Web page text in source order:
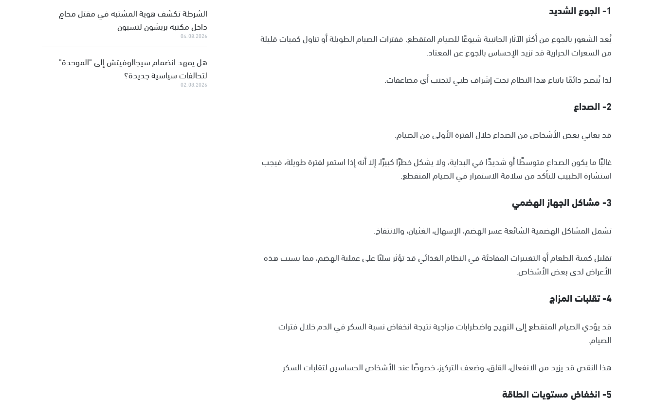
1- الجوع الشديد
يُعد الشعور بالجوع من أكثر الآثار الجانبية شيوعًا للصيام المتقطع. ففترات الصيام الطويلة أو تناول كميات قليلة
من السعرات الحرارية قد تزيد الإحساس بالجوع عن المعتاد.
لذا يُنصح دائمًا باتباع هذا النظام تحت إشراف طبي لتجنب أي مضاعفات.
2- الصداع
قد يعاني بعض الأشخاص من الصداع خلال الفترة الأولى من الصيام.
غالبًا ما يكون الصداع متوسطًا أو شديدًا في البداية، ولا يشكل خطرًا كبيرًا، إلا أنه إذا استمر لفترة طويلة، فيجب
استشارة الطبيب للتأكد من سلامة الاستمرار في الصيام المتقطع.
3- مشاكل الجهاز الهضمي
تشمل المشاكل الهضمية الشائعة عسر الهضم، الإسهال، الغثيان، والانتفاخ.
تقليل كمية الطعام أو التغييرات المفاجئة في النظام الغذائي قد تؤثر سلبًا على عملية الهضم، مما يسبب هذه
الأعراض لدى بعض الأشخاص.
4- تقلبات المزاج
قد يؤدي الصيام المتقطع إلى التهيج واضطرابات مزاجية نتيجة انخفاض نسبة السكر في الدم خلال فترات
الصيام.
هذا النقص قد يزيد من الانفعال، القلق، وضعف التركيز، خصوصًا عند الأشخاص الحساسين لتقلبات السكر.
5- انخفاض مستويات الطاقة
الشرطة تكشف هوية المشتبه في مقتل محامٍ
داخل مكتبه بريشون لتسيون
04.08.2026
هل يمهد انضمام سيجالوفيتش إلى "الموحدة"
لتحالفات سياسية جديدة؟
02.08.2026